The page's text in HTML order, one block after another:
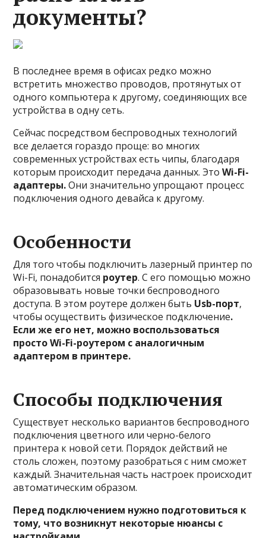
документы?
В последнее время в офисах редко можно
встретить множество проводов, протянутых от
одного компьютера к другому, соединяющих все
устройства в одну сеть.
Сейчас посредством беспроводных технологий
все делается гораздо проще: во многих
современных устройствах есть чипы, благодаря
которым происходит передача данных. ЭтоWi-Fi-
адаптеры.Они значительно упрощают процесс
подключения одного девайса к другому.
Особенности
Для того чтобы подключить лазерный принтер по
Wi-Fi, понадобится роутер. С его помощью можно
образовывать новые точки беспроводного
доступа. В этом роутере должен быть Usb-порт,
чтобы осуществить физическое подключение.
Если же его нет, можно воспользоваться
просто Wi-Fi-роутером с аналогичным
адаптером в принтере.
Способы подключения
Существует несколько вариантов беспроводного
подключения цветного или черно-белого
принтера к новой сети. Порядок действий не
столь сложен, поэтому разобраться с ним сможет
каждый. Значительная часть настроек происходит
автоматическим образом.
Перед подключением нужно подготовиться к
тому, что возникнут некоторые нюансы с